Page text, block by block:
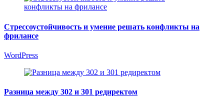
Стрессоустойчивость и умение решать конфликты на
фрилансе
WordPress
Разница между 302 и 301 редиректом